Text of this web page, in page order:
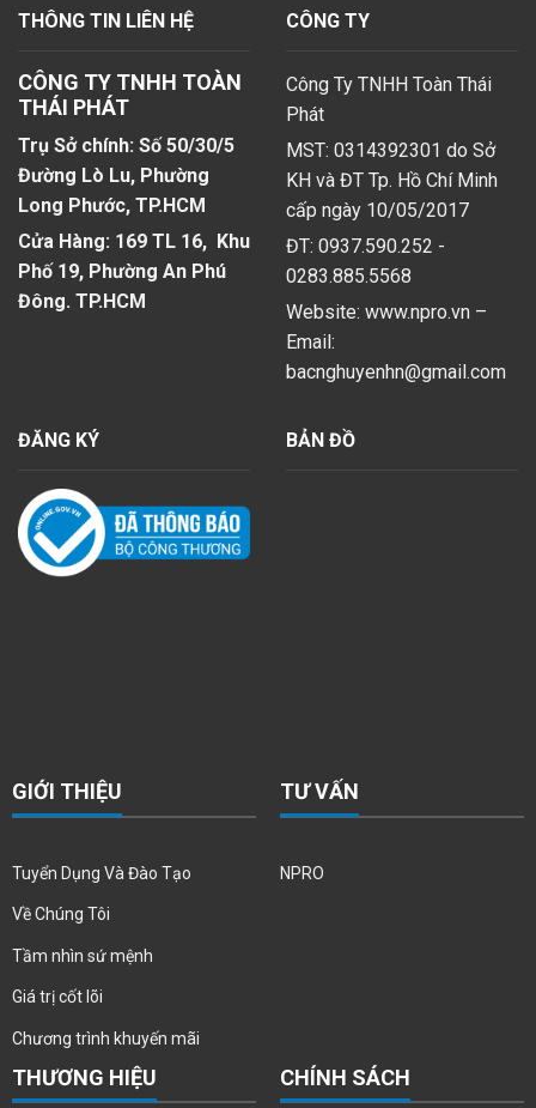
THÔNG TIN LIÊN HỆ
CÔNG TY TNHH TOÀN
THÁI PHÁT
Trụ Sở chính: Số 50/30/5
Đường Lò Lu, Phường
Long Phước, TP.HCM
Cửa Hàng: 169 TL 16, Khu
Phố 19, Phường An Phú
Đông. TP.HCM
CÔNG TY
Công Ty TNHH Toàn Thái
Phát
MST: 0314392301 do Sở
KH và ĐT Tp. Hồ Chí Minh
cấp ngày 10/05/2017
ĐT: 0937.590.252 -
0283.885.5568
Website: www.npro.vn –
Email:
bacnghuyenhn@gmail.com
ĐĂNG KÝ BẢN ĐỒ
GIỚI THIỆU
Tuyển Dụng Và Đào Tạo
Về Chúng Tôi
Tầm nhìn sứ mệnh
Giá trị cốt lõi
Chương trình khuyến mãi
TƯ VẤN
NPRO
THƯƠNG HIỆU CHÍNH SÁCH